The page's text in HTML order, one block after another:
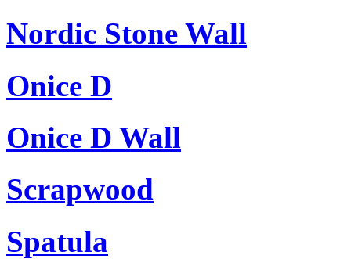
Nordic Stone Wall
Onice D
Onice D Wall
Scrapwood
Spatula